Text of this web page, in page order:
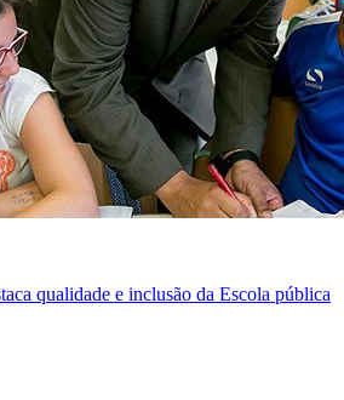
qualidade e inclusão da Escola pública